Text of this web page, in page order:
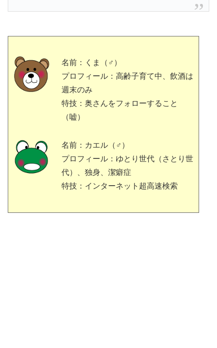
名前：くま（♂）
プロフィール：高齢子育て中、飲酒は
週末のみ
特技：奥さんをフォローすること
（嘘）
名前：カエル（♂）
プロフィール：ゆとり世代（さとり世
代）、独身、潔癖症
特技：インターネット超高速検索